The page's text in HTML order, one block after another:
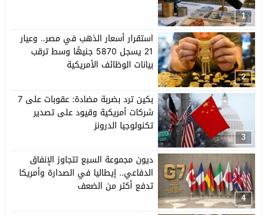
1
2
استقرار أسعار الذهب في مصر.. وعيار
21 يسجل 5870 جنيهًا وسط ترقب
بيانات الوظائف الأمريكية
3
بكين ترد بضربة مضادة: عقوبات على 7
شركات أمريكية وقيود على تصدير
تكنولوجيا الدرونز
4
ديون مجموعة السبع تتجاوز الإنفاق
الدفاعي.. إيطاليا في الصدارة وأمريكا
تدفع أكثر من الضعف